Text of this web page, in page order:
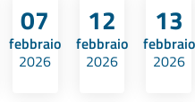
07
febbraio
2026
12
febbraio
2026
13
febbraio
2026